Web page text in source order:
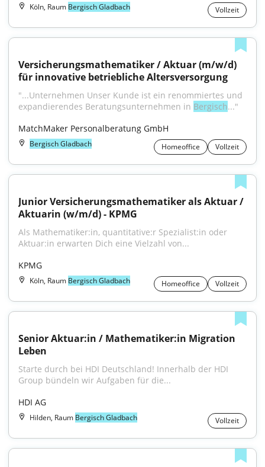
Köln, Raum Bergisch Gladbach Vollzeit
Versicherungsmathematiker / Aktuar (m/w/d)
für innovative betriebliche Altersversorgung
"...Unternehmen Unser Kunde ist ein renommiertes und
expandierendes Beratungsunternehmen in Bergisch..."
MatchMaker Personalberatung GmbH
Bergisch Gladbach Homeoffice Vollzeit
Junior Versicherungsmathematiker als Aktuar /
Aktuarin (w/m/d) - KPMG
Als Mathematiker:in, quantitative:r Spezialist:in oder
Aktuar:in erwarten Dich eine Vielzahl von...
KPMG
Köln, Raum Bergisch Gladbach Homeoffice Vollzeit
Senior Aktuar:in / Mathematiker:in Migration
Leben
Starte durch bei HDI Deutschland! Innerhalb der HDI
Group bündeln wir Aufgaben für die...
HDI AG
Hilden, Raum Bergisch Gladbach Vollzeit